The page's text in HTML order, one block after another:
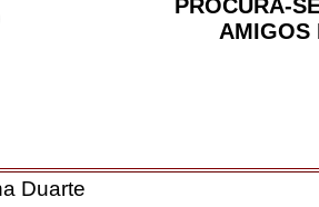
PROCURA-
AMIGOS
Duarte